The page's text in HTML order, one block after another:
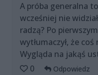
A próba generalna
wcześniej nie
radzą? Po
wytłumaczył, że
Wygląda na jakąś
0
Odpowiedz